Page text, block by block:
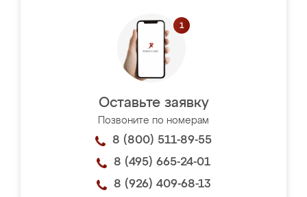
Оставьте заявку
Позвоните по номерам
8 (800) 511-89-55
8 (495) 665-24-01
8 (926) 409-68-13